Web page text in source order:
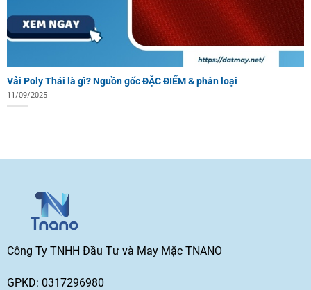
Vải Poly Thái là gì? Nguồn gốc ĐẶC ĐIỂM & phân loại
11/09/2025
Công Ty TNHH Đầu Tư và May Mặc TNANO
GPKD: 0317296980